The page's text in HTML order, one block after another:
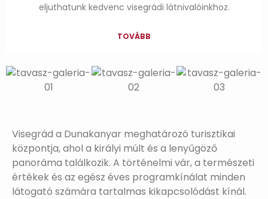
eljuthatunk kedvenc visegrádi látnivalóinkhoz.
TOVÁBB
Visegrád a Dunakanyar meghatározó turisztikai
központja, ahol a királyi múlt és a lenyűgöző
panoráma találkozik. A történelmi vár, a természeti
értékek és az egész éves programkínálat minden
látogató számára tartalmas kikapcsolódást kínál.